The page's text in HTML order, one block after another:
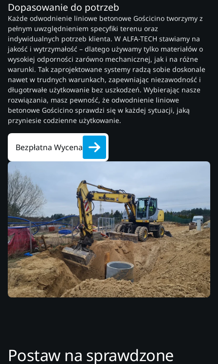
Dopasowanie do potrzeb
Każde odwodnienie liniowe betonowe Gościcino tworzymy z
pełnym uwzględnieniem specyfiki terenu oraz
indywidualnych potrzeb klienta. W ALFA-TECH stawiamy na
jakość i wytrzymałość – dlatego używamy tylko materiałów o
wysokiej odporności zarówno mechanicznej, jak i na różne
warunki. Tak zaprojektowane systemy radzą sobie doskonale
nawet w trudnych warunkach, zapewniając niezawodność i
długotrwałe użytkowanie bez uszkodzeń. Wybierając nasze
rozwiązania, masz pewność, że odwodnienie liniowe
betonowe Gościcino sprawdzi się w każdej sytuacji, jaką
przyniesie codzienne użytkowanie.
Bezpłatna Wycena
Postaw na sprawdzone